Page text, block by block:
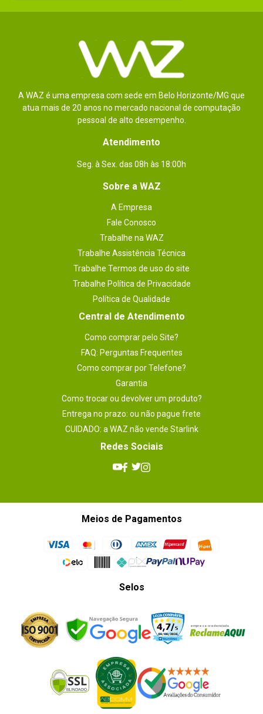
A WAZ é uma empresa com sede em Belo Horizonte/MG que
atua mais de 20 anos no mercado nacional de computação
pessoal de alto desempenho.
Atendimento
Seg. à Sex. das 08h às 18:00h
Sobre a WAZ
A Empresa
Fale Conosco
Trabalhe na WAZ
Trabalhe Assistência Técnica
Trabalhe Termos de uso do site
Trabalhe Política de Privacidade
Política de Qualidade
Central de Atendimento
Como comprar pelo Site?
FAQ: Perguntas Frequentes
Como comprar por Telefone?
Garantia
Como trocar ou devolver um produto?
Entrega no prazo: ou não pague frete
CUIDADO: a WAZ não vende Starlink
Redes Sociais
Meios de Pagamentos
Selos